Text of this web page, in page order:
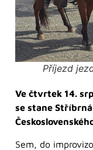
Příjezd
Ve čtvrtek 14.
se stane
Sem, do